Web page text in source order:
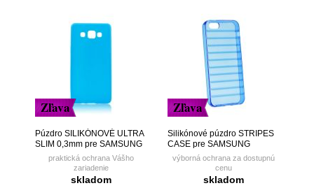
Zľava
Púzdro SILIKÓNOVÉ ULTRA
SLIM 0,3mm pre SAMSUNG
GALAXY A5 (A500) - modré
praktická ochrana Vášho
zariadenie
skladom
Zľava
Silikónové púzdro STRIPES
CASE pre SAMSUNG
GALAXY A5 (A500) - modré
výborná ochrana za dostupnú
cenu
skladom